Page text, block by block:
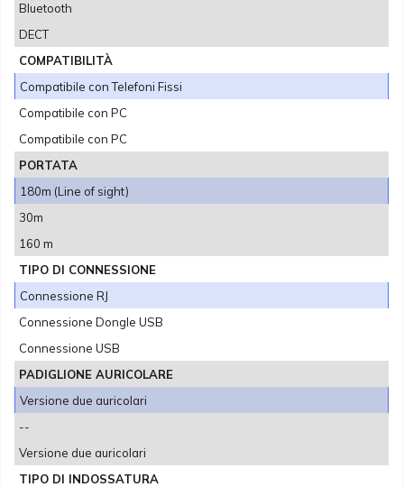
Bluetooth
DECT
COMPATIBILITÀ
Compatibile con Telefoni Fissi
Compatibile con PC
Compatibile con PC
PORTATA
180m (Line of sight)
30m
160 m
TIPO DI CONNESSIONE
Connessione RJ
Connessione Dongle USB
Connessione USB
PADIGLIONE AURICOLARE
Versione due auricolari
--
Versione due auricolari
TIPO DI INDOSSATURA